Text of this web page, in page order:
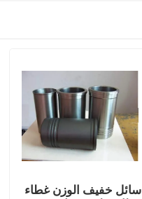
سائل خفيف الوزن غطاء